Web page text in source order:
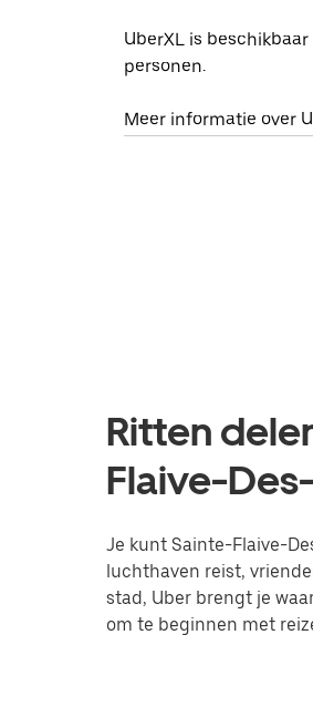
UberXL is
personen.
Meer informatie over
Ritten
Flaive-
Je kunt Sainte-Flaive-
luchthaven reist,
stad, Uber brengt je
om te beginnen met